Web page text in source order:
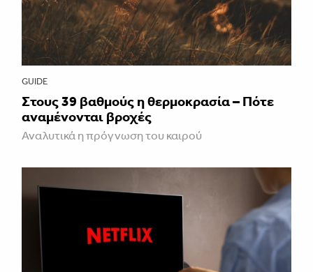
GUIDE
Στους 39 βαθμούς η θερμοκρασία – Πότε
αναμένονται βροχές
Αναλυτικά η πρόγνωση του καιρού